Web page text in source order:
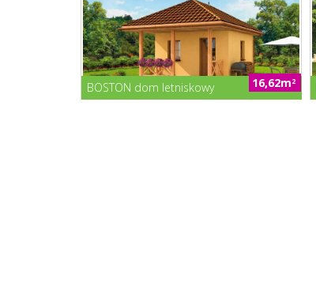
BOSTON dom letniskowy 16,62m2